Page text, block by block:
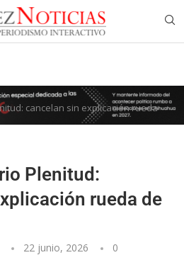
cancelan sin explicación rueda
Plenitud:
rueda de
22 junio, 2026
0